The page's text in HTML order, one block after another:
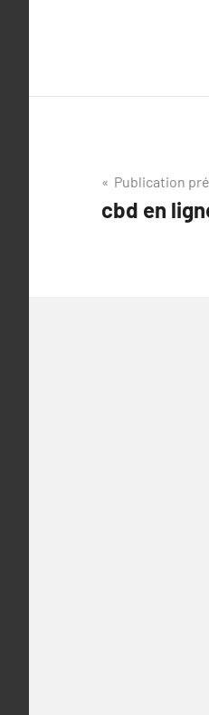
de
Publication
cbd en